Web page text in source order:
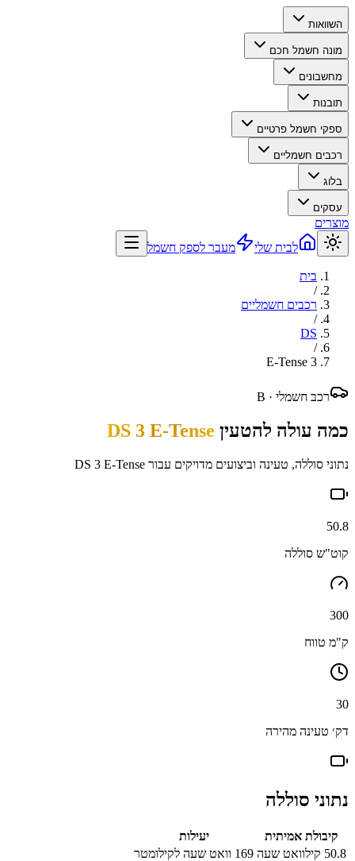
השוואות
מונה חשמל חכם
מחשבונים
תובנות
ספקי חשמל פרטיים
רכבים חשמליים
בלוג
עסקים
מוצרים
לבית שלי
מעבר לספק חשמל
בית
/
רכבים חשמליים
/
DS
/
3 E-Tense
רכב חשמלי · B
כמה עולה להטעין DS 3 E-Tense
נתוני סוללה, טעינה וביצועים מדויקים עבור DS 3 E-Tense
50.8
קוט"ש סוללה
300
ק"מ טווח
30
דק׳ טעינה מהירה
נתוני סוללה
קיבולת אמיתית
יעילות
50.8 קילוואט שעה 169 וואט שעה לקילומטר